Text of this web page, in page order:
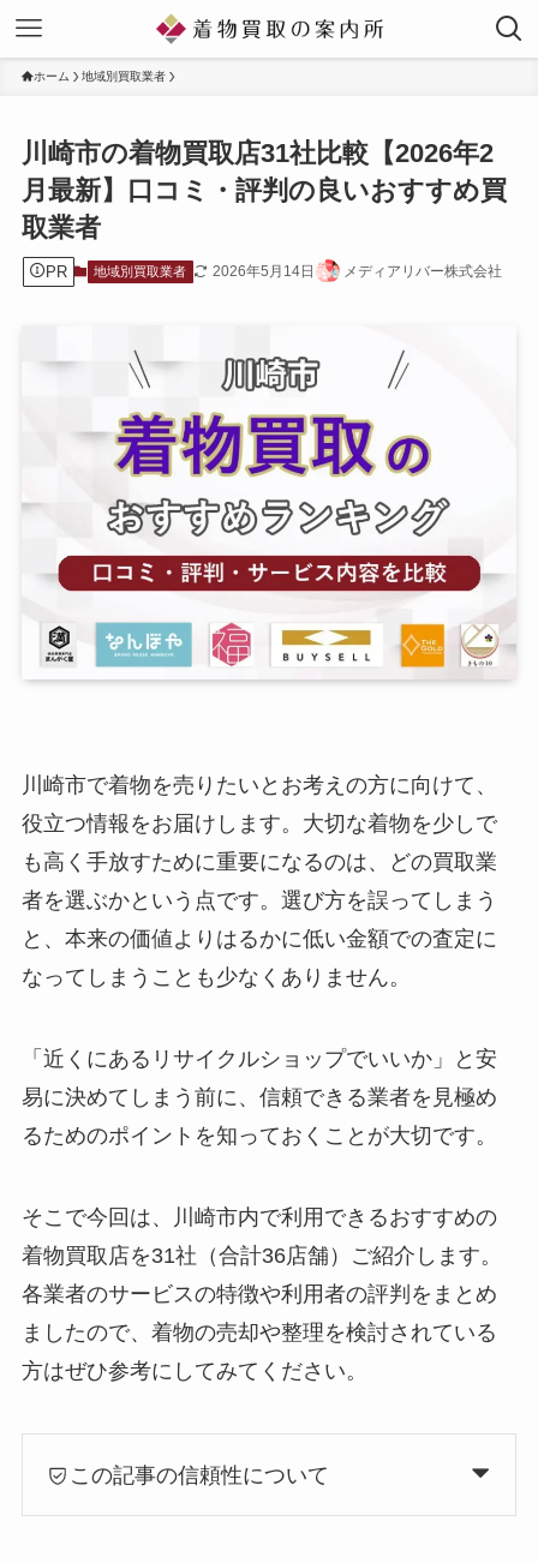
ホーム 地域別買取業者
川崎市の着物買取店31社比較【2026年2
月最新】口コミ・評判の良いおすすめ買
取業者
PR 地域別買取業者 2026年5月14日 メディアリバー株式会社
川崎市で着物を売りたいとお考えの方に向けて、
役立つ情報をお届けします。大切な着物を少しで
も高く手放すために重要になるのは、どの買取業
者を選ぶかという点です。選び方を誤ってしまう
と、本来の価値よりはるかに低い金額での査定に
なってしまうことも少なくありません。
「近くにあるリサイクルショップでいいか」と安
易に決めてしまう前に、信頼できる業者を見極め
るためのポイントを知っておくことが大切です。
そこで今回は、川崎市内で利用できるおすすめの
着物買取店を31社（合計36店舗）ご紹介します。
各業者のサービスの特徴や利用者の評判をまとめ
ましたので、着物の売却や整理を検討されている
方はぜひ参考にしてみてください。
この記事の信頼性について